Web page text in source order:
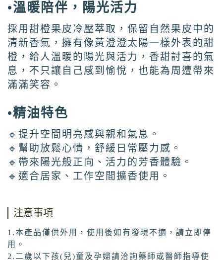
•溫暖陪伴，陽光活力
採用甜橙果皮冷壓萃取，保留自然果皮中的
清新香氣，擁有像黃澄澄太陽一樣外表的甜
橙，給人溫暖的陽光與活力，香甜討喜的氣
息，不只讓自己感到愉悅，也能為周遭帶來
滿滿笑容。
•精油特色
🔹提升空間明亮感與親和氣息。
🔹幫助放鬆心情，舒緩日常壓力感。
🔹帶來陽光般正向、活力的芳香體驗。
🔹適合居家、工作空間擴香使用。
注意事項
1.本產品僅供外用，使用後如有發現不適，請立即停
用。
2.二歲以下孩(兒)童及孕婦請洽詢藥師或醫師指導使